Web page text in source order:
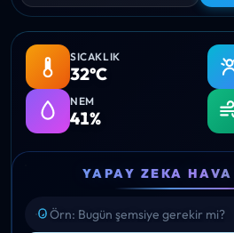
SICAKLIK
32°C
NEM
41%
YAPAY ZEKA